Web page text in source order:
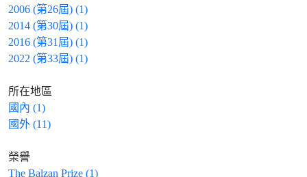
2006 (第26屆) (1)
2014 (第30屆) (1)
2016 (第31屆) (1)
2022 (第33屆) (1)
所在地區
國內 (1)
國外 (11)
榮譽
The Balzan Prize (1)